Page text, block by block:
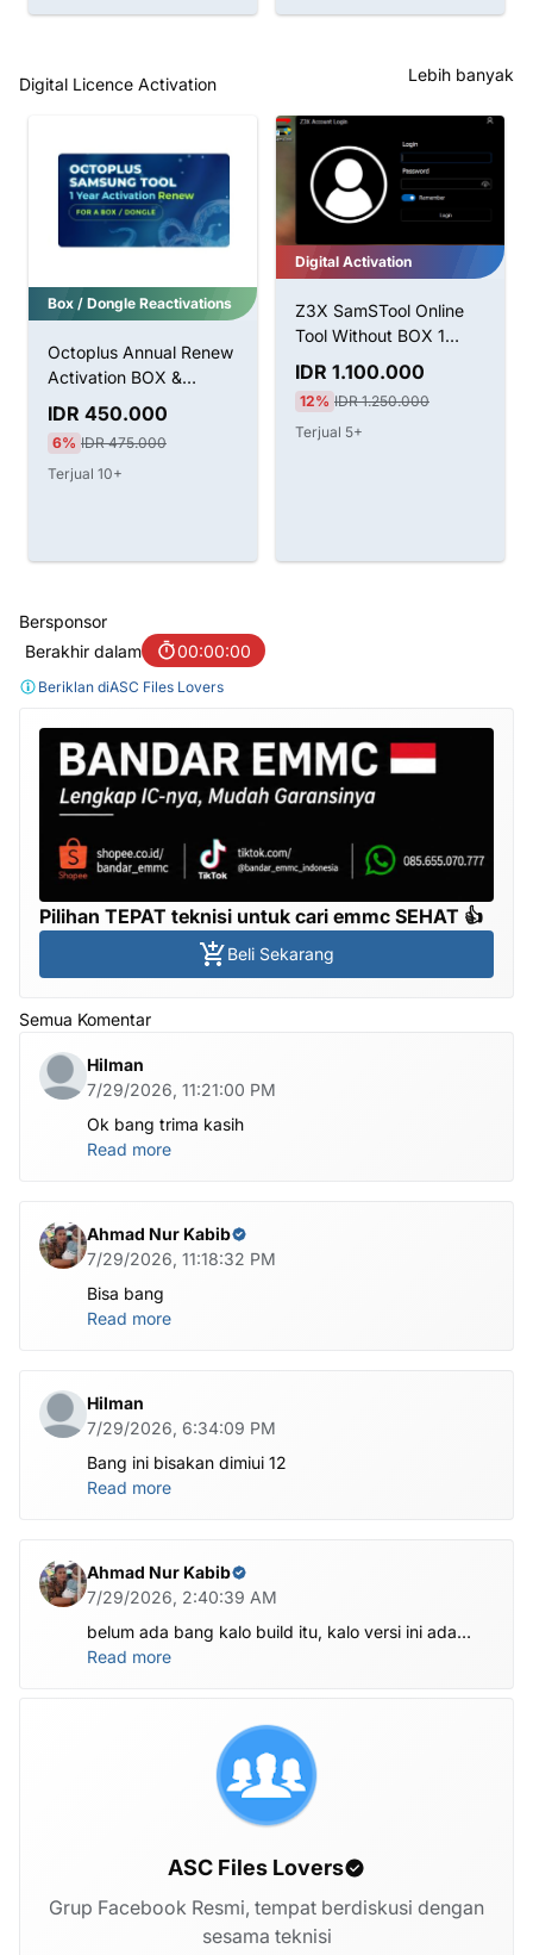
Digital Licence Activation Lebih banyak
Box / Dongle Reactivations
Octoplus Annual Renew
Activation BOX &
Dongle
IDR 450.000
6% IDR 475.000
Terjual 10+
Digital Activation
Z3X SamSTool Online
Tool Without BOX 1
Tahun Aktivasi
IDR 1.100.000
12% IDR 1.250.000
Terjual 5+
Bersponsor
Berakhir dalam
00:00:00
Beriklan diASC Files Lovers
Pilihan TEPAT teknisi untuk cari emmc SEHAT 👍
Beli Sekarang
Semua Komentar
Hilman
7/29/2026, 11:21:00 PM
Ok bang trima kasih
Read more
Ahmad Nur Kabib
7/29/2026, 11:18:32 PM
Bisa bang
Read more
Hilman
7/29/2026, 6:34:09 PM
Bang ini bisakan dimiui 12
Read more
Ahmad Nur Kabib
7/29/2026, 2:40:39 AM
belum ada bang kalo build itu, kalo versi ini ada
X1201-M1201ABCDEFGHI-V-OP-260625V1482
Read more
ASC Files Lovers
Grup Facebook Resmi, tempat berdiskusi dengan
sesama teknisi